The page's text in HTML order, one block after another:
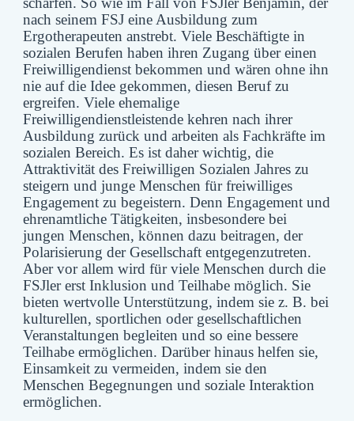
nach seinem FSJ eine Ausbildung zum
Ergotherapeuten anstrebt. Viele Beschäftigte in
sozialen Berufen haben ihren Zugang über einen
Freiwilligendienst bekommen und wären ohne ihn
nie auf die Idee gekommen, diesen Beruf zu
ergreifen. Viele ehemalige
Freiwilligendienstleistende kehren nach ihrer
Ausbildung zurück und arbeiten als Fachkräfte im
sozialen Bereich. Es ist daher wichtig, die
Attraktivität des Freiwilligen Sozialen Jahres zu
steigern und junge Menschen für freiwilliges
Engagement zu begeistern. Denn Engagement und
ehrenamtliche Tätigkeiten, insbesondere bei
jungen Menschen, können dazu beitragen, der
Polarisierung der Gesellschaft entgegenzutreten.
Aber vor allem wird für viele Menschen durch die
FSJler erst Inklusion und Teilhabe möglich. Sie
bieten wertvolle Unterstützung, indem sie z. B. bei
kulturellen, sportlichen oder gesellschaftlichen
Veranstaltungen begleiten und so eine bessere
Teilhabe ermöglichen. Darüber hinaus helfen sie,
Einsamkeit zu vermeiden, indem sie den
Menschen Begegnungen und soziale Interaktion
ermöglichen.